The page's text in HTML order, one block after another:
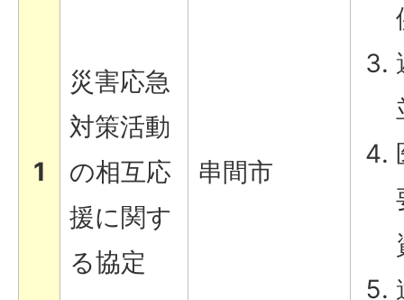
1
災害応急
対策活動
の相互応
援に関す
る協定
串間市